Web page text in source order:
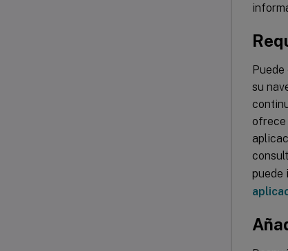
su
ofrece
puede